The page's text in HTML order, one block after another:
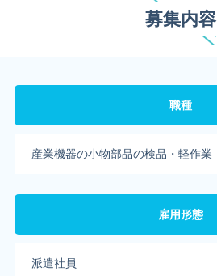
募集内容
職種
産業機器の小物部品の検品・軽作業
雇用形態
派遣社員